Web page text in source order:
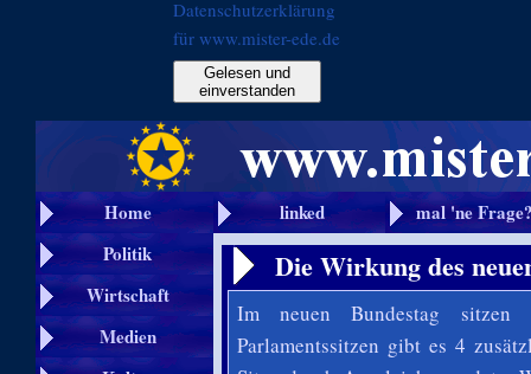
Datenschutzerklärung
für www.mister-ede.de
Gelesen und
einverstanden
Home linked
mal 'ne
Politik
Wirtschaft
Medien
Die Wirkung des
Im neuen Bundestag sitzen
Parlamentssitzen gibt es 4